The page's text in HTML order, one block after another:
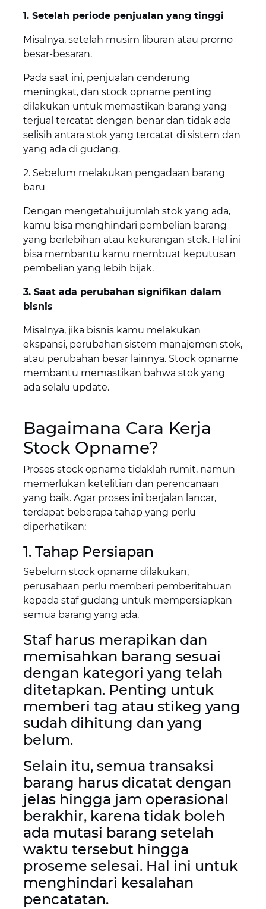
1. Setelah periode penjualan yang tinggi
Misalnya, setelah musim liburan atau promo
besar-besaran.
Pada saat ini, penjualan cenderung
meningkat, dan stock opname penting
dilakukan untuk memastikan barang yang
terjual tercatat dengan benar dan tidak ada
selisih antara stok yang tercatat di sistem dan
yang ada di gudang.
2. Sebelum melakukan pengadaan barang
baru
Dengan mengetahui jumlah stok yang ada,
kamu bisa menghindari pembelian barang
yang berlebihan atau kekurangan stok. Hal ini
bisa membantu kamu membuat keputusan
pembelian yang lebih bijak.
3. Saat ada perubahan signifikan dalam
bisnis
Misalnya, jika bisnis kamu melakukan
ekspansi, perubahan sistem manajemen stok,
atau perubahan besar lainnya. Stock opname
membantu memastikan bahwa stok yang
ada selalu update.
Bagaimana Cara Kerja
Stock Opname?
Proses stock opname tidaklah rumit, namun
memerlukan ketelitian dan perencanaan
yang baik. Agar proses ini berjalan lancar,
terdapat beberapa tahap yang perlu
diperhatikan:
1. Tahap Persiapan
Sebelum stock opname dilakukan,
perusahaan perlu memberi pemberitahuan
kepada staf gudang untuk mempersiapkan
semua barang yang ada.
Staf harus merapikan dan
memisahkan barang sesuai
dengan kategori yang telah
ditetapkan. Penting untuk
memberi tag atau stikeg yang
sudah dihitung dan yang
belum.
Selain itu, semua transaksi
barang harus dicatat dengan
jelas hingga jam operasional
berakhir, karena tidak boleh
ada mutasi barang setelah
waktu tersebut hingga
proseme selesai. Hal ini untuk
menghindari kesalahan
pencatatan.